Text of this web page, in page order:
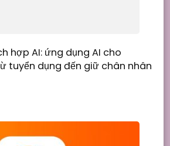
hợp AI: ứng dụng AI cho
tuyển dụng đến giữ chân nhân